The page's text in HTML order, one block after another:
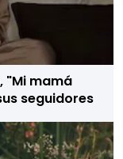
"Mi mamá
seguidores